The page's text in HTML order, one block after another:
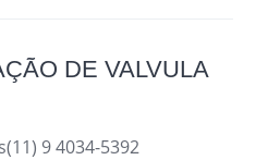
DE VALVULA
9 4034-5392